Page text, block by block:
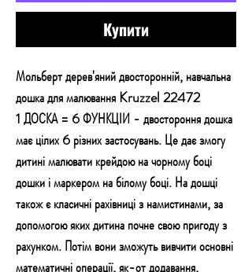
Купити
Мольберт дерев'яний двосторонній, навчальна
дошка для малювання Kruzzel 22472
1 ДОСКА = 6 ФУНКЦІЙ - двостороння дошка
має цілих 6 різних застосувань. Це дає змогу
дитині малювати крейдою на чорному боці
дошки і маркером на білому боці. На дошці
також є класичні рахівниці з намистинами, за
допомогою яких дитина почне свою пригоду з
рахунком. Потім вони зможуть вивчити основні
математичні операції, як-от додавання,